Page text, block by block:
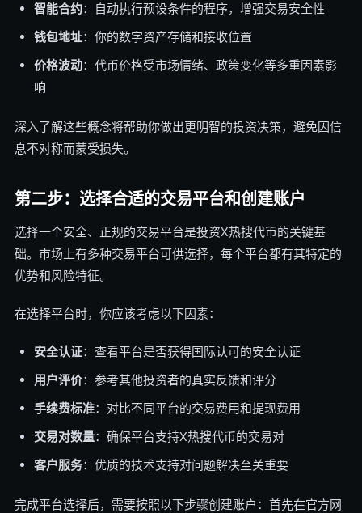
智能合约：自动执行预设条件的程序，增强交易安全性
钱包地址：你的数字资产存储和接收位置
价格波动：代币价格受市场情绪、政策变化等多重因素影
响
深入了解这些概念将帮助你做出更明智的投资决策，避免因信
息不对称而蒙受损失。
第二步：选择合适的交易平台和创建账户
选择一个安全、正规的交易平台是投资X热搜代币的关键基
础。市场上有多种交易平台可供选择，每个平台都有其特定的
优势和风险特征。
在选择平台时，你应该考虑以下因素：
安全认证：查看平台是否获得国际认可的安全认证
用户评价：参考其他投资者的真实反馈和评分
手续费标准：对比不同平台的交易费用和提现费用
交易对数量：确保平台支持X热搜代币的交易对
客户服务：优质的技术支持对问题解决至关重要
完成平台选择后，需要按照以下步骤创建账户：首先在官方网